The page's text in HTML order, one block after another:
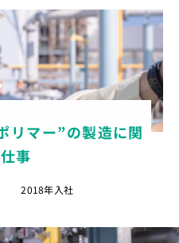
リマー”の製造に関
事
2018年入社